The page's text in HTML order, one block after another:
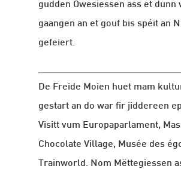
gudden Owesiessen ass et dunn
gaangen an et gouf bis spéit an
gefeiert.
De Freide Moien huet mam
gestart an do war fir jiddereen
Visitt vum Europaparlament,
Chocolate Village, Musée des
Trainworld. Nom Mëttegiessen